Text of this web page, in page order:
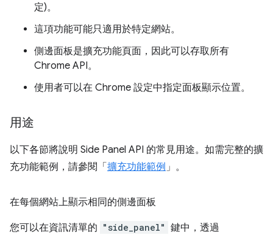
定)。
這項功能可能只適用於特定網站。
側邊面板是擴充功能頁面，因此可以存取所有
Chrome API。
使用者可以在 Chrome 設定中指定面板顯示位置。
用途
以下各節將說明 Side Panel API 的常見用途。如需完整的擴
充功能範例，請參閱「 擴充功能範例 」。
在每個網站上顯示相同的側邊面板
您可以在資訊清單的 "side_panel" 鍵中，透過